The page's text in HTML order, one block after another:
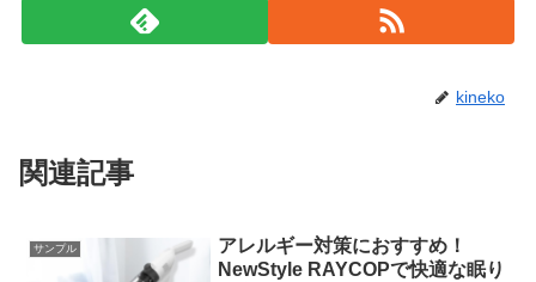
kineko
関連記事
サンプル
アレルギー対策におすすめ！
NewStyle RAYCOPで快適な眠り